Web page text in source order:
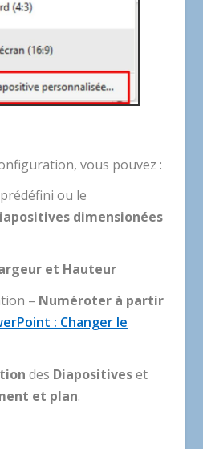
vous pouvez :
ou le
dimensionées
et Hauteur
– Numéroter à partir
: Changer le
des Diapositiveset
et plan.